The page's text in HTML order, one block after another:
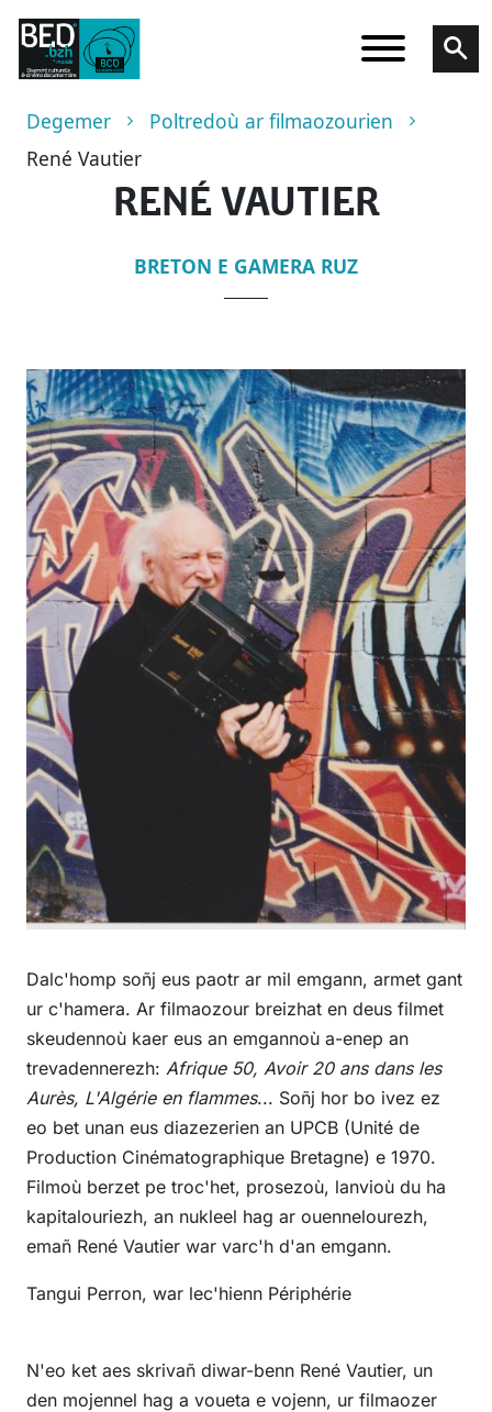
Skip to main content
Breadcrumb
Degemer
Poltredoù ar filmaozourien
René Vautier
RENÉ VAUTIER
BRETON E GAMERA RUZ
Dalc'homp soñj eus paotr ar mil emgann, armet gant
ur c'hamera. Ar filmaozour breizhat en deus filmet
skeudennoù kaer eus an emgannoù a-enep an
trevadennerezh: Afrique 50, Avoir 20 ans dans les
Aurès, L'Algérie en flammes... Soñj hor bo ivez ez
eo bet unan eus diazezerien an UPCB (Unité de
Production Cinématographique Bretagne) e 1970.
Filmoù berzet pe troc'het, prosezoù, lanvioù du ha
kapitalouriezh, an nukleel hag ar ouennelourezh,
emañ René Vautier war varc'h d'an emgann.
Tangui Perron, war lec'hienn Périphérie
N'eo ket aes skrivañ diwar-benn René Vautier, un
den mojennel hag a voueta e vojenn, ur filmaozer